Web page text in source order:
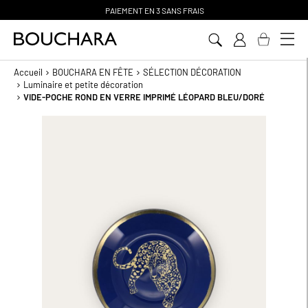
PAIEMENT EN 3 SANS FRAIS
Accueil BOUCHARA EN FÊTE
SÉLECTION DÉCORATION
Luminaire et petite décoration
VIDE-POCHE ROND EN VERRE IMPRIMÉ LÉOPARD BLEU/DORÉ